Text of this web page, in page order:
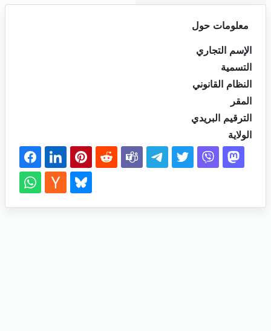
معلومات حول
الإسم التجاري
التسمية
النظام القانوني
المقر
الترقيم البريدي
الولاية